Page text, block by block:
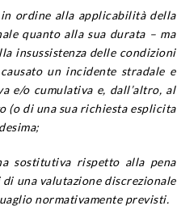
ordine alla applicabilità della
quanto alla sua durata – ma
insussistenza delle condizioni
un incidente stradale e
e/o cumulativa e, dall’altro, al
(o di una sua richiesta esplicita
sostitutiva rispetto alla pena
una valutazione discrezionale
normativamente previsti.